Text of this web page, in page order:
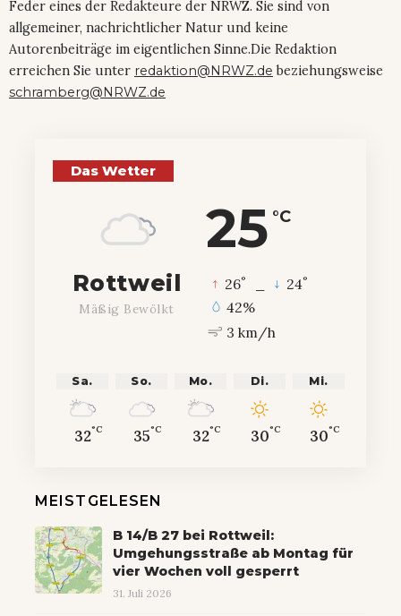
Feder eines der Redakteure der NRWZ. Sie sind von
allgemeiner, nachrichtlicher Natur und keine
Autorenbeiträge im eigentlichen Sinne.Die Redaktion
erreichen Sie unter redaktion@NRWZ.de beziehungsweise
schramberg@NRWZ.de
Das Wetter
25 °C
Rottweil
Mäßig Bewölkt
26° 24°
42%
3 km/h
Sa.
32°C
So.
35°C
Mo.
32°C
Di.
30°C
Mi.
30°C
MEISTGELESEN
B 14/B 27 bei Rottweil:
Umgehungsstraße ab Montag für
vier Wochen voll gesperrt
31. Juli 2026